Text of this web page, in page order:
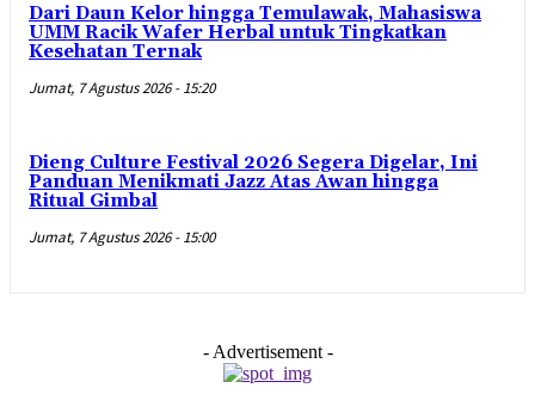
Dari Daun Kelor hingga Temulawak, Mahasiswa
UMM Racik Wafer Herbal untuk Tingkatkan
Kesehatan Ternak
Jumat, 7 Agustus 2026 - 15:20
Dieng Culture Festival 2026 Segera Digelar, Ini
Panduan Menikmati Jazz Atas Awan hingga
Ritual Gimbal
Jumat, 7 Agustus 2026 - 15:00
- Advertisement -